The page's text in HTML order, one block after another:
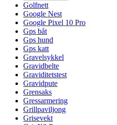
Golfnett
Google Nest
Google Pixel 10 Pro
Gps båt
Gps hund
Gps katt
Gravelsykkel
Gravidbelte
Graviditetstest
Gravidpute
Grensaks
Gressarmering
Grillpaviljong
Grisevekt